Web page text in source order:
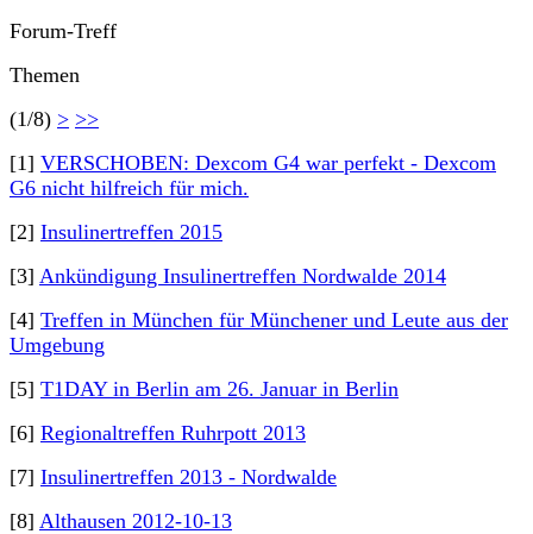
Forum-Treff
Themen
(1/8) > >>
[1] VERSCHOBEN: Dexcom G4 war perfekt - Dexcom
G6 nicht hilfreich für mich.
[2] Insulinertreffen 2015
[3] Ankündigung Insulinertreffen Nordwalde 2014
[4] Treffen in München für Münchener und Leute aus der
Umgebung
[5] T1DAY in Berlin am 26. Januar in Berlin
[6] Regionaltreffen Ruhrpott 2013
[7] Insulinertreffen 2013 - Nordwalde
[8] Althausen 2012-10-13